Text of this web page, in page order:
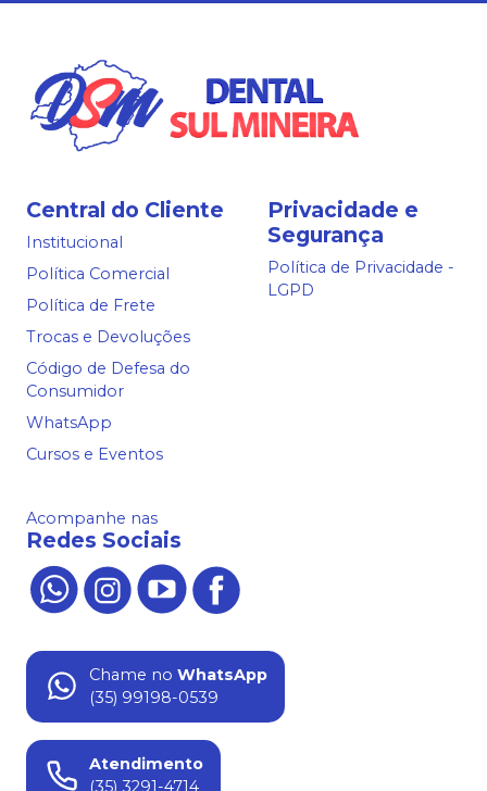
Central do Cliente
Institucional
Política Comercial
Política de Frete
Trocas e Devoluções
Código de Defesa do
Consumidor
WhatsApp
Cursos e Eventos
Privacidade e
Segurança
Política de Privacidade -
LGPD
Acompanhe nas
Redes Sociais
Chame no WhatsApp
(35) 99198-0539
Atendimento
(35) 3291-4714